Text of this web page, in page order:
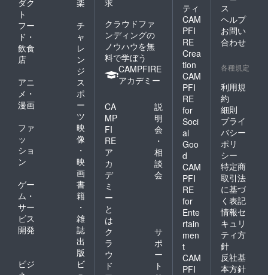
ト
フー
ド・
飲食
店
チ
ャ
レ
ン
ジ
アニ
メ・
漫画
ス
ポ
ー
ツ
ファ
ッ
ショ
ン
映
像
・
映
画
ゲー
ム・
サー
ビス
開発
書
籍
・
雑
誌
出
版
ビジ
ビ
クラウドファ
ンディングの
ノウハウを無
料で学ぼう
CAMPFIRE
アカデミー
CA
MP
FI
RE
ア
カ
デ
ミ
ー
と
は
説
明
会
・
相
談
会
ク
ラ
ウ
ド
サ
ポ
ー
ト
ティ
CAM
PFI
RE
Crea
tion
CAM
PFI
RE
for
Soci
al
Goo
d
CAM
PFI
RE
for
Ente
rtain
men
t
CAM
PFI
ス
ヘルプ
お問い
合わせ
各種規定
利用規
約
細則
プライ
バシー
ポリ
シー
特定商
取引法
に基づ
く表記
情報セ
キュリ
ティ方
針
反社基
本方針